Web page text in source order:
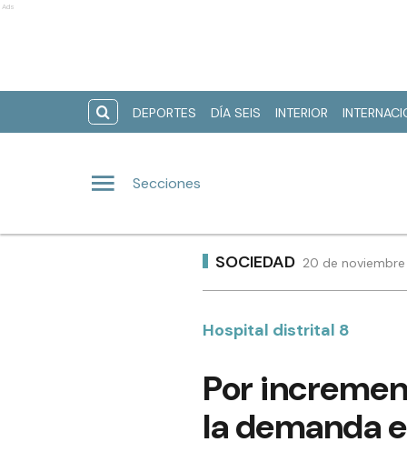
Ads
DEPORTES DÍA SEIS INTERIOR
Secciones
SOCIEDAD 20 de
Hospital distrital 8
Por
la demanda